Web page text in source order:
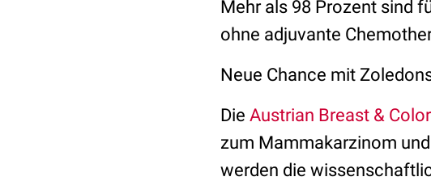
Mehr als 98 Prozent sind
ohne adjuvante
Neue Chance mit
Die Austrian Breast &
zum Mammakarzinom
werden die